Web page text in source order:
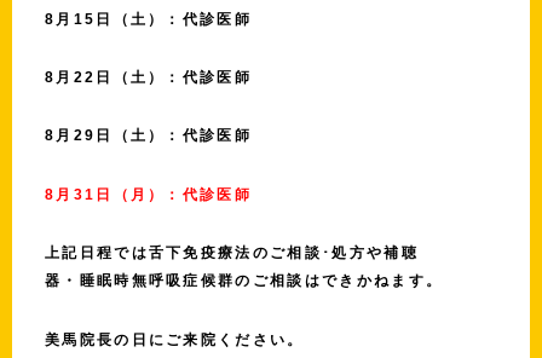
8月15日（土）：代診医師
8月22日（土）：代診医師
8月29日（土）：代診医師
8月31日（月）：代診医師
上記日程では舌下免疫療法のご相談･処方や補聴
器・睡眠時無呼吸症候群のご相談はできかねます。
美馬院長の日にご来院ください。